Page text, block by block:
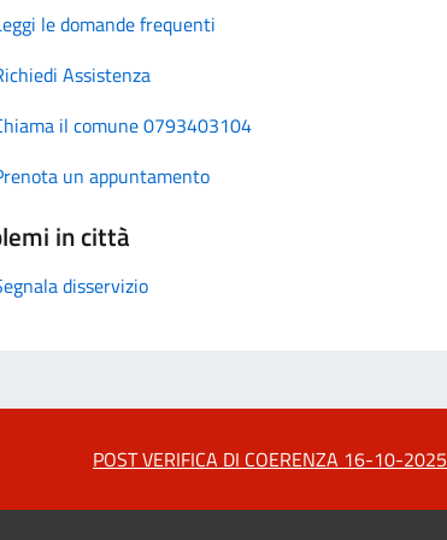
le domande frequenti
Assistenza
il comune 0793403104
un appuntamento
in città
disservizio
POST VERIFICA DI COERENZA 16-10-2025